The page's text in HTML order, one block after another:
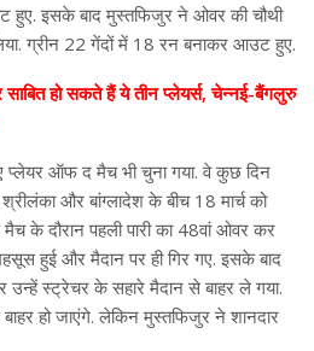
इसके बाद मुस्तफिजुर ने ओवर की चौथी
ग्रीन 22 गेंदों में 18 रन बनाकर आउट हुए.
हो सकते हैं ये तीन प्लेयर्स, चेन्नई-बैंगलुरु
ऑफ द मैच भी चुना गया. वे कुछ दिन
और बांग्लादेश के बीच 18 मार्च को
के दौरान पहली पारी का 48वां ओवर कर
हुई और मैदान पर ही गिर गए. इसके बाद
स्ट्रेचर के सहारे मैदान से बाहर ले गया.
हो जाएंगे. लेकिन मुस्तफिजुर ने शानदार